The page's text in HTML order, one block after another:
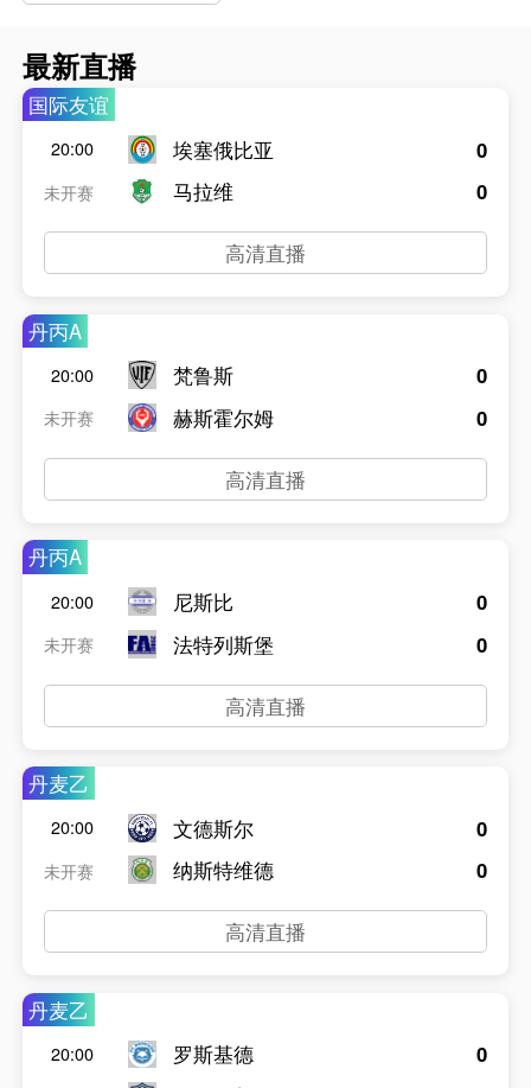
最新直播
国际友谊
20:00
未开赛
埃塞俄比亚
马拉维
0
0
高清直播
丹丙A
20:00
未开赛
梵鲁斯
赫斯霍尔姆
0
0
高清直播
丹丙A
20:00
未开赛
尼斯比
法特列斯堡
0
0
高清直播
丹麦乙
20:00
未开赛
文德斯尔
纳斯特维德
0
0
高清直播
丹麦乙
20:00
罗斯基德
0